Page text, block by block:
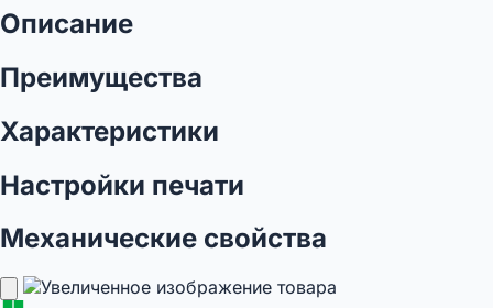
Описание
Преимущества
Характеристики
Настройки печати
Механические свойства